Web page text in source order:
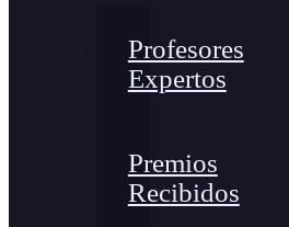
Profesores
Expertos
Premios
Recibidos